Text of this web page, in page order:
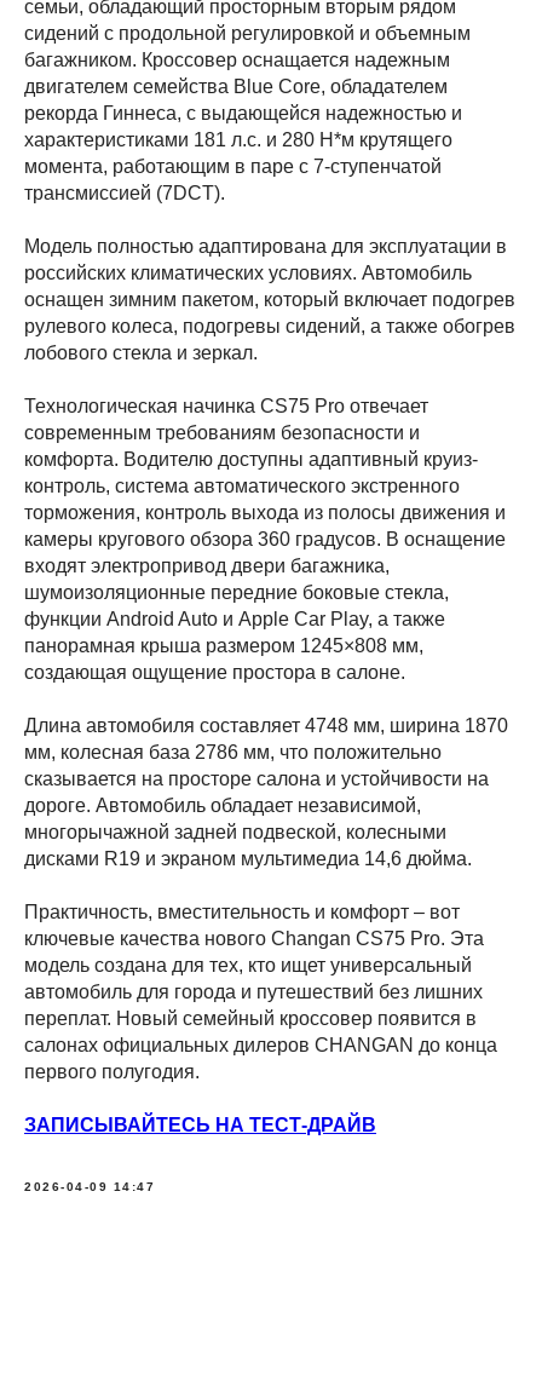
семьи, обладающий просторным вторым рядом
сидений с продольной регулировкой и объемным
багажником. Кроссовер оснащается надежным
двигателем семейства Blue Core, обладателем
рекорда Гиннеса, с выдающейся надежностью и
характеристиками 181 л.с. и 280 Н*м крутящего
момента, работающим в паре с 7-ступенчатой
трансмиссией (7DCT).
Модель полностью адаптирована для эксплуатации в
российских климатических условиях. Автомобиль
оснащен зимним пакетом, который включает подогрев
рулевого колеса, подогревы сидений, а также обогрев
лобового стекла и зеркал.
Технологическая начинка CS75 Pro отвечает
современным требованиям безопасности и
комфорта. Водителю доступны адаптивный круиз-
контроль, система автоматического экстренного
торможения, контроль выхода из полосы движения и
камеры кругового обзора 360 градусов. В оснащение
входят электропривод двери багажника,
шумоизоляционные передние боковые стекла,
функции Android Auto и Apple Car Play, а также
панорамная крыша размером 1245×808 мм,
создающая ощущение простора в салоне.
Длина автомобиля составляет 4748 мм, ширина 1870
мм, колесная база 2786 мм, что положительно
сказывается на просторе салона и устойчивости на
дороге. Автомобиль обладает независимой,
многорычажной задней подвеской, колесными
дисками R19 и экраном мультимедиа 14,6 дюйма.
Практичность, вместительность и комфорт – вот
ключевые качества нового Changan CS75 Pro. Эта
модель создана для тех, кто ищет универсальный
автомобиль для города и путешествий без лишних
переплат. Новый семейный кроссовер появится в
салонах официальных дилеров CHANGAN до конца
первого полугодия.
ЗАПИСЫВАЙТЕСЬ НА ТЕСТ-ДРАЙВ
2026-04-09 14:47